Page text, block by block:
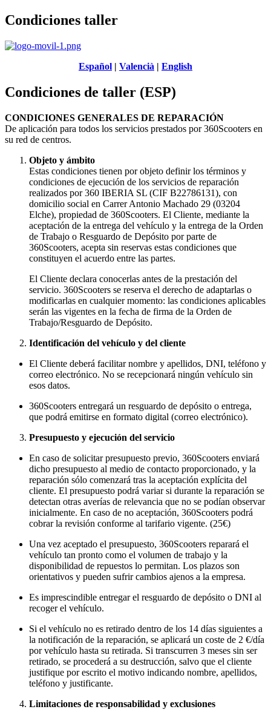
Condiciones taller
Español | Valencià | English
Condiciones de taller (ESP)
CONDICIONES GENERALES DE REPARACIÓN
De aplicación para todos los servicios prestados por 360Scooters en
su red de centros.
Objeto y ámbito
Estas condiciones tienen por objeto definir los términos y
condiciones de ejecución de los servicios de reparación
realizados por 360 IBERIA SL (CIF B22786131), con
domicilio social en Carrer Antonio Machado 29 (03204
Elche), propiedad de 360Scooters. El Cliente, mediante la
aceptación de la entrega del vehículo y la entrega de la Orden
de Trabajo o Resguardo de Depósito por parte de
360Scooters, acepta sin reservas estas condiciones que
constituyen el acuerdo entre las partes.
El Cliente declara conocerlas antes de la prestación del
servicio. 360Scooters se reserva el derecho de adaptarlas o
modificarlas en cualquier momento: las condiciones aplicables
serán las vigentes en la fecha de firma de la Orden de
Trabajo/Resguardo de Depósito.
Identificación del vehículo y del cliente
El Cliente deberá facilitar nombre y apellidos, DNI, teléfono y
correo electrónico. No se recepcionará ningún vehículo sin
esos datos.
360Scooters entregará un resguardo de depósito o entrega,
que podrá emitirse en formato digital (correo electrónico).
Presupuesto y ejecución del servicio
En caso de solicitar presupuesto previo, 360Scooters enviará
dicho presupuesto al medio de contacto proporcionado, y la
reparación sólo comenzará tras la aceptación explícita del
cliente. El presupuesto podrá variar si durante la reparación se
detectan otras averías de relevancia que no se podían observar
inicialmente. En caso de no aceptación, 360Scooters podrá
cobrar la revisión conforme al tarifario vigente. (25€)
Una vez aceptado el presupuesto, 360Scooters reparará el
vehículo tan pronto como el volumen de trabajo y la
disponibilidad de repuestos lo permitan. Los plazos son
orientativos y pueden sufrir cambios ajenos a la empresa.
Es imprescindible entregar el resguardo de depósito o DNI al
recoger el vehículo.
Si el vehículo no es retirado dentro de los 14 días siguientes a
la notificación de la reparación, se aplicará un coste de 2 €/día
por vehículo hasta su retirada. Si transcurren 3 meses sin ser
retirado, se procederá a su destrucción, salvo que el cliente
justifique por escrito el motivo indicando nombre, apellidos,
teléfono y justificante.
Limitaciones de responsabilidad y exclusiones